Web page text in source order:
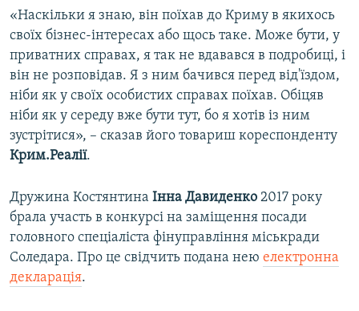
«Наскільки я знаю, він поїхав до Криму в якихось
своїх бізнес-інтересах або щось таке. Може бути, у
приватних справах, я так не вдавався в подробиці, і
він не розповідав. Я з ним бачився перед від'їздом,
ніби як у своїх особистих справах поїхав. Обіцяв
ніби як у середу вже бути тут, бо я хотів із ним
зустрітися», – сказав його товариш кореспонденту
Крим.Реалії.
Дружина Костянтина Інна Давиденко 2017 року
брала участь в конкурсі на заміщення посади
головного спеціаліста фінуправління міськради
Соледара. Про це свідчить подана нею електронна
декларація.